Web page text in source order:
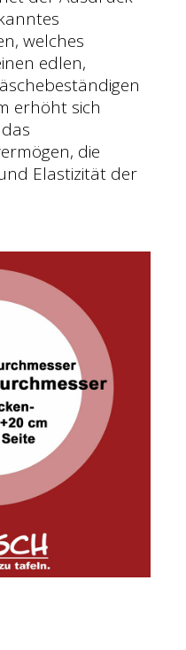
welches
edlen,
erhöht sich
die
Elastizität der